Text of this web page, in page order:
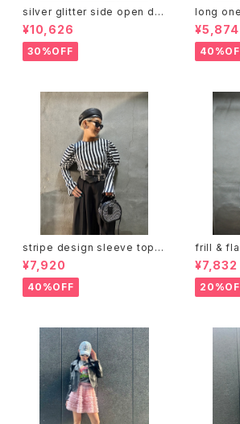
silver glitter side open de
sign mini one-piece ワンピ
ース ミニワンピ ドレス シルバー
¥10,626
30%OFF
long
ワンピ 重
トレッチ
¥5,874
stripe design sleeve tops
トップス デザイントップス ストラ
イプ 白黒 バイカラー
¥7,920
40%OFF
frill &
ps トップ
レア ジッ
¥7,832